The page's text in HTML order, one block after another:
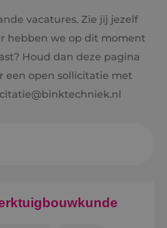
vacatures. Zie jij jezelf
hebben we op dit moment
Houd dan deze pagina
een open sollicitatie met